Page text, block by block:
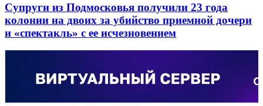
Супруги из Подмосковья получили 23 года
колонии на двоих за убийство приемной дочери
и «спектакль» с ее исчезновением